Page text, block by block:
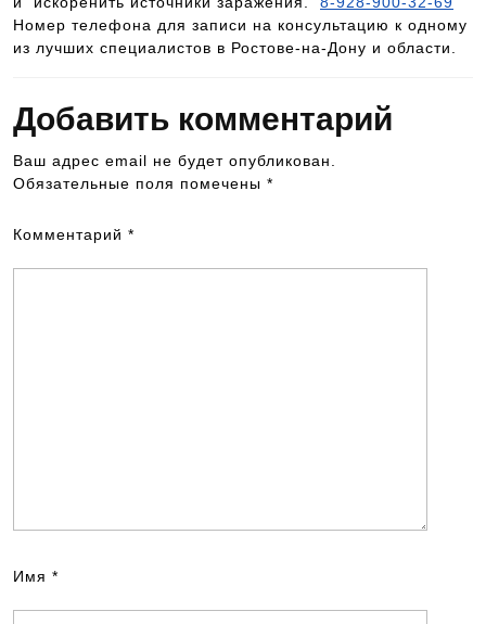
Номер телефона для записи на консультацию к одному
из лучших специалистов в Ростове-на-Дону и области.
Добавить комментарий
Ваш адрес email не будет опубликован.
Обязательные поля помечены *
Комментарий *
Имя *